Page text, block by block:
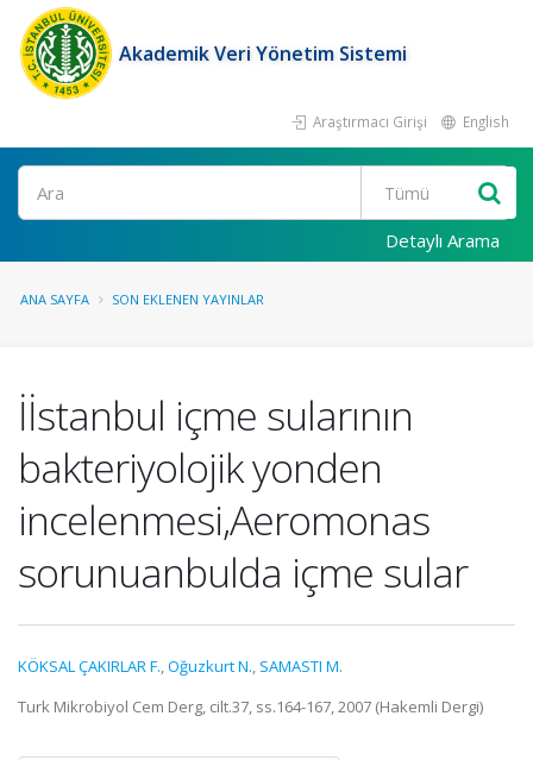
Akademik Veri Yönetim Sistemi
Araştırmacı Girişi English
Ara
Detaylı Arama
ANA SAYFA SON EKLENEN YAYINLAR
İİstanbul içme sularının
bakteriyolojik yonden
incelenmesi,Aeromonas
sorunuanbulda içme sular
KÖKSAL ÇAKIRLAR F.,Oğuzkurt N., SAMASTI M.
Turk Mikrobiyol Cem Derg, cilt.37, ss.164-167, 2007 (Hakemli Dergi)